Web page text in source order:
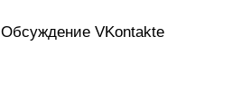
Обсуждение VKontakte